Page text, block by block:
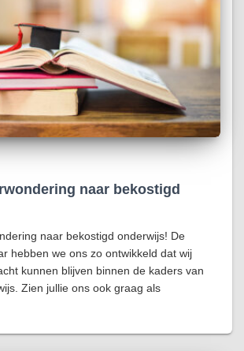
naar bekostigd
naar bekostigd onderwijs! De
hebben we ons zo ontwikkeld dat wij
kunnen blijven binnen de kaders van
Zien jullie ons ook graag als